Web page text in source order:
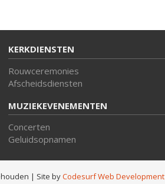
KERKDIENSTEN
Rouwceremonies
Afscheidsdiensten
MUZIEKEVENEMENTEN
Concerten
Geluidsopnamen
| Site byCodesurf Web Development